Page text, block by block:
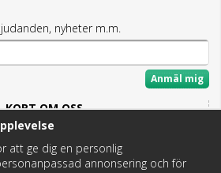
nyheter m.m.
Anmäl mig
KORT OM OSS
och mesta inom Badrum,
och VVS.
i Hedemora.
att ge dig en personlig
annonsering och för